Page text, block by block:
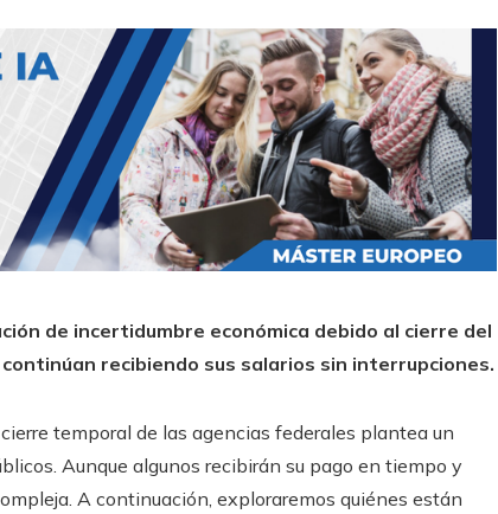
de incertidumbre económica debido al cierre del
recibiendo sus salarios sin interrupciones.
temporal de las agencias federales plantea un
Aunque algunos recibirán su pago en tiempo y
A continuación, exploraremos quiénes están